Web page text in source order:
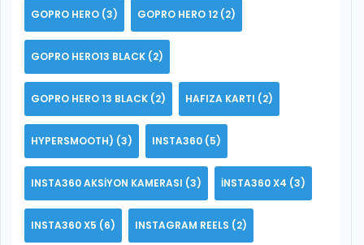
GOPRO HERO (3) GOPRO HERO 12 (2)
GOPRO HERO13 BLACK (2)
GOPRO HERO 13 BLACK (2) HAFIZA KARTI (2)
HYPERSMOOTH) (3) INSTA360 (5)
INSTA360 AKSIYON KAMERASI (3) INSTA360 X4 (3)
INSTA360 X5 (6) INSTAGRAM REELS (2)